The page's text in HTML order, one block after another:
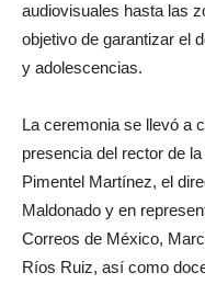
audiovisuales hasta las
objetivo de garantizar el
y adolescencias.
La ceremonia se llevó a
presencia del rector de
Pimentel Martínez, el
Maldonado y en
Correos de México,
Ríos Ruiz, así como